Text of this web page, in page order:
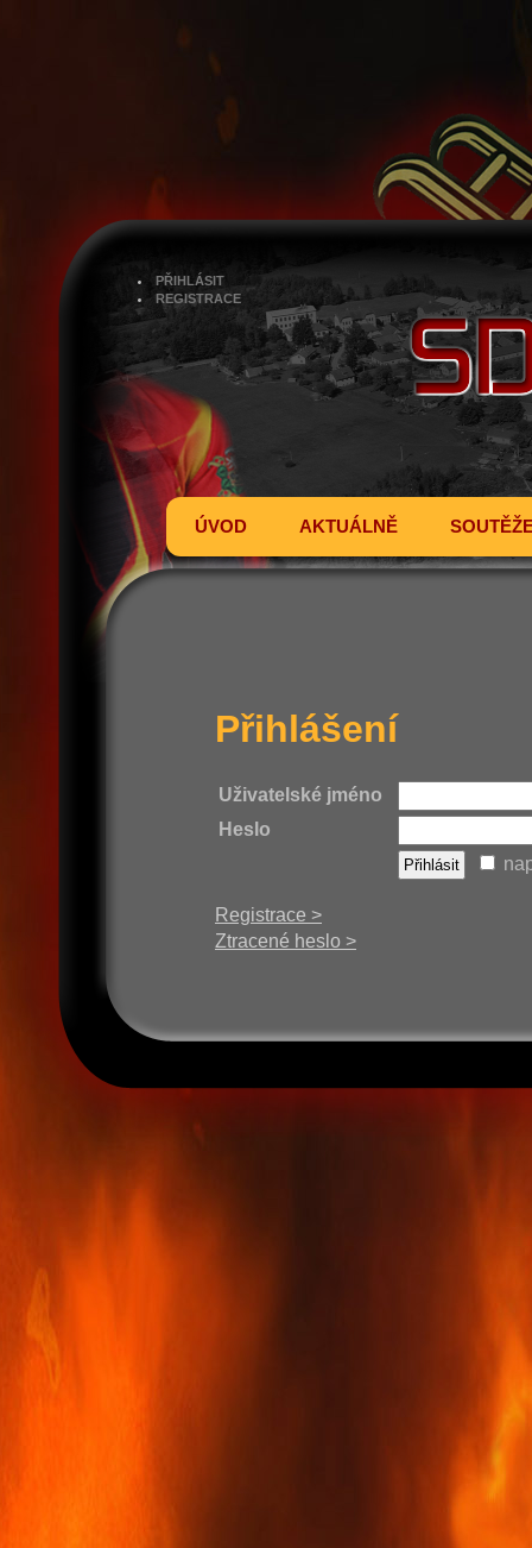
PŘIHLÁSIT
REGISTRACE
ÚVOD AKTUÁLNĚ
Přihlášení
Uživatelské jméno
Heslo
Registrace >
Ztracené heslo >